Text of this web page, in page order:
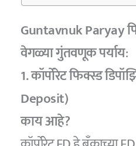
Guntavnuk Paryay
वेगळ्या गुंतवणूक पर्याय:
1. कॉर्पोरेट फिक्स्ड
Deposit)
काय आहे?